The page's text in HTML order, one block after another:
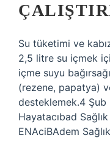
Su tüketimi ve
2,5 litre su içmek
içme suyu
(rezene, papatya)
desteklemek.4 Şub
Hayatacıbad
ENAciBAdem